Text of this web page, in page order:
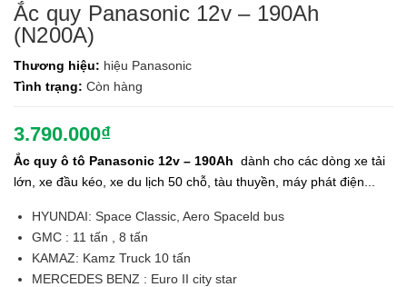
Ắc quy Panasonic 12v – 190Ah
(N200A)
Thương hiệu: hiệu Panasonic
Tình trạng: Còn hàng
3.790.000₫
Ắc quy ô tô Panasonic 12v – 190Ah dành cho các dòng xe tải
lớn, xe đầu kéo, xe du lịch 50 chỗ, tàu thuyền, máy phát điện...
HYUNDAI: Space Classic, Aero Spaceld bus
GMC : 11 tấn , 8 tấn
KAMAZ: Kamz Truck 10 tấn
MERCEDES BENZ : Euro II city star